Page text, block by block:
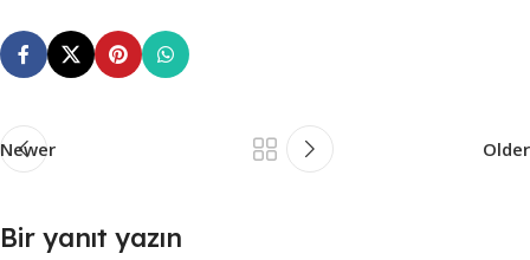
Newer Older
Bir yanıt yazın